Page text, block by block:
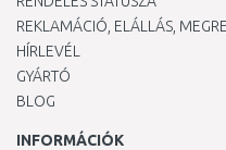
REKLAMÁCIÓ, ELÁLLÁS,
HÍRLEVÉL
GYÁRTÓ
BLOG
INFORMÁCIÓK